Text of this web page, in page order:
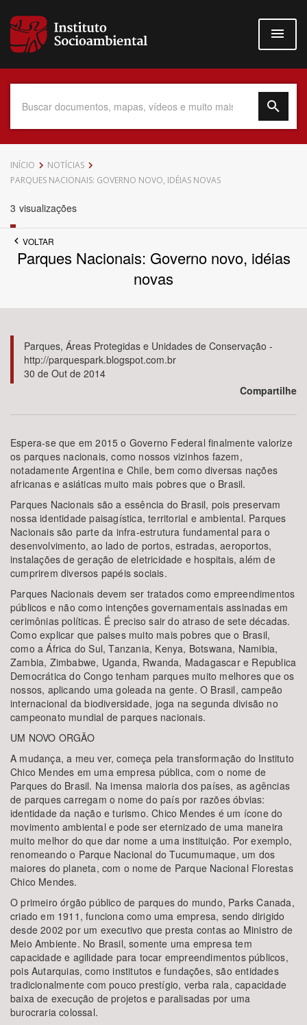
para
conteúdo
Data do Documento
Até
Bioma / Bacia
Tema
Área de Levantamento
Área Protegida
BUSCAR
INÍCIO
NOTÍCIAS
PARQUES NACIONAIS: GOVERNO NOVO, IDÉIAS NOVAS
3 visualizações
VOLTAR
Parques Nacionais: Governo novo, idéias
novas
Parques, Áreas Protegidas e Unidades de Conservação -
http://parquespark.blogspot.com.br
30 de Out de 2014
Compartilhe
Espera-se que em 2015 o Governo Federal finalmente valorize
os parques nacionais, como nossos vizinhos fazem,
notadamente Argentina e Chile, bem como diversas nações
africanas e asiáticas muito mais pobres que o Brasil.
Parques Nacionais são a essência do Brasil, pois preservam
nossa identidade paisagística, territorial e ambiental. Parques
Nacionais são parte da infra-estrutura fundamental para o
desenvolvimento, ao lado de portos, estradas, aeroportos,
instalações de geração de eletricidade e hospitais, além de
cumprirem diversos papéis sociais.
Parques Nacionais devem ser tratados como empreendimentos
públicos e não como intenções governamentais assinadas em
cerimônias políticas. É preciso sair do atraso de sete décadas.
Como explicar que paises muito mais pobres que o Brasil,
como a África do Sul, Tanzania, Kenya, Botswana, Namibia,
Zambia, Zimbabwe, Uganda, Rwanda, Madagascar e Republica
Democrática do Congo tenham parques muito melhores que os
nossos, aplicando uma goleada na gente. O Brasil, campeão
internacional da biodiversidade, joga na segunda divisão no
campeonato mundial de parques nacionais.
UM NOVO ORGÃO
A mudança, a meu ver, começa pela transformação do Instituto
Chico Mendes em uma empresa pública, com o nome de
Parques do Brasil. Na imensa maioria dos países, as agências
de parques carregam o nome do país por razões óbvias:
identidade da nação e turismo. Chico Mendes é um ícone do
movimento ambiental e pode ser eternizado de uma maneira
muito melhor do que dar nome a uma instituição. Por exemplo,
renomeando o Parque Nacional do Tucumumaque, um dos
maiores do planeta, com o nome de Parque Nacional Florestas
Chico Mendes.
O primeiro órgão público de parques do mundo, Parks Canada,
criado em 1911, funciona como uma empresa, sendo dirigido
desde 2002 por um executivo que presta contas ao Ministro de
Meio Ambiente. No Brasil, somente uma empresa tem
capacidade e agilidade para tocar empreendimentos públicos,
pois Autarquias, como institutos e fundações, são entidades
tradicionalmente com pouco prestígio, verba rala, capacidade
baixa de execução de projetos e paralisadas por uma
burocraria colossal.